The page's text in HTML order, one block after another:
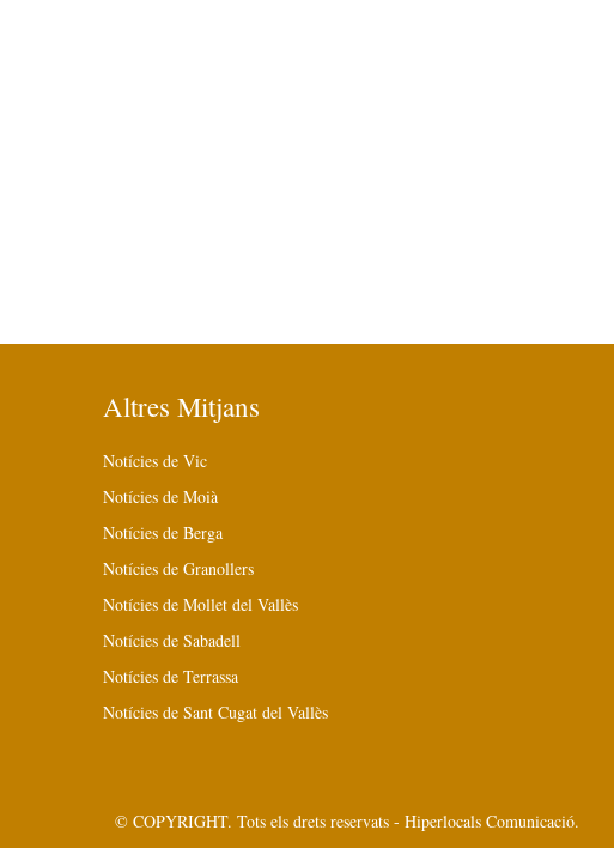
Altres Mitjans
Notícies de Vic
Notícies de Moià
Notícies de Berga
Notícies de Granollers
Notícies de Mollet del Vallès
Notícies de Sabadell
Notícies de Terrassa
Notícies de Sant Cugat del Vallès
© COPYRIGHT. Tots els drets reservats - Hiperlocals Comunicació.